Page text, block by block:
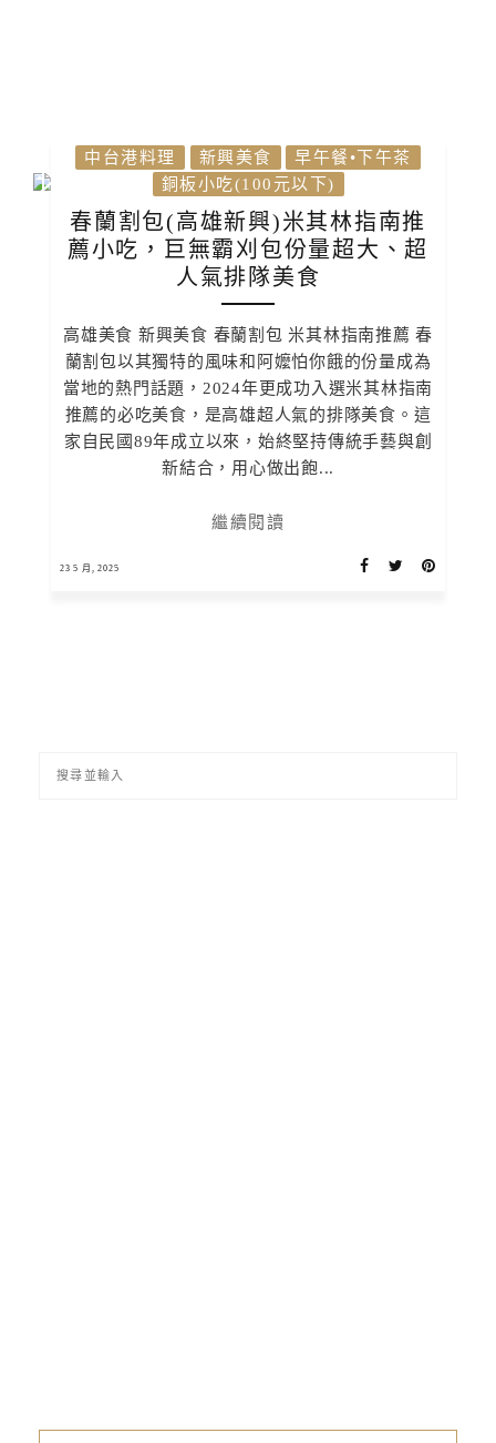
中台港料理 新興美食
早午餐•下午茶
銅板小吃(100元以下)
春蘭割包(高雄新興)米其林指南推
薦小吃，巨無霸刈包份量超大、超
人氣排隊美食
高雄美食 新興美食 春蘭割包 米其林指南推薦 春
蘭割包以其獨特的風味和阿嬤怕你餓的份量成為
當地的熱門話題，2024年更成功入選米其林指南
推薦的必吃美食，是高雄超人氣的排隊美食。這
家自民國89年成立以來，始終堅持傳統手藝與創
新結合，用心做出飽...
繼續閱讀
23 5 月, 2025